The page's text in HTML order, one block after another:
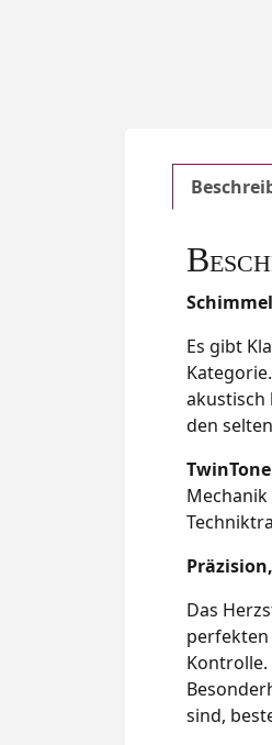
Es gibt
akustisch
den
TwinTone
Das
sind,